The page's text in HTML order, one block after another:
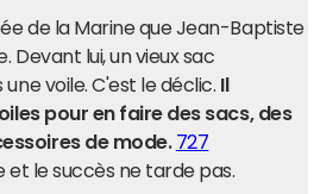
de la Marine que Jean-Baptiste
Devant lui, un vieux sac
voile. C'est le déclic. Il
pour en faire des sacs, des
de mode. 727
le succès ne tarde pas.